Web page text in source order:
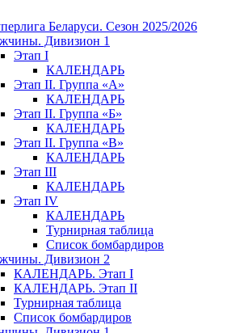
Беларуси. Сезон 2025/2026
Дивизион 1
Этап I
КАЛЕНДАРЬ
Этап II. Группа «А»
КАЛЕНДАРЬ
Этап II. Группа «Б»
КАЛЕНДАРЬ
Этап II. Группа «В»
КАЛЕНДАРЬ
Этап III
КАЛЕНДАРЬ
Этап IV
КАЛЕНДАРЬ
Турнирная таблица
Список бомбардиров
Дивизион 2
КАЛЕНДАРЬ. Этап I
КАЛЕНДАРЬ. Этап II
Турнирная таблица
Список бомбардиров